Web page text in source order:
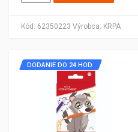
Kód: 62350223 Výrobca: KRPA
DODANIE DO 24 HOD.